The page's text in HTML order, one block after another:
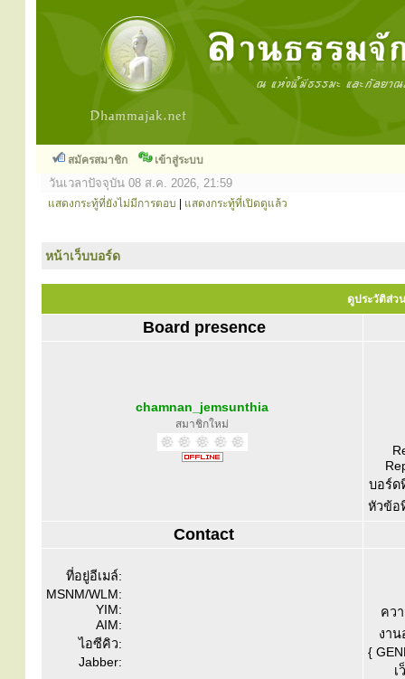
สมัครสมาชิก เข้าสู่ระบบ
วันเวลาปัจจุบัน 08 ส.ค. 2026, 21:59
แสดงกระทู้ที่ยังไม่มีการตอบ แสดงกระทู้ที่เปิดดูแล้ว
หน้าเว็บบอร์ด
ดูประวัติส่ว
Board presence
chamnan_jemsunthia
สมาชิกใหม่
บอร์ด
หัวข้อ
Contact
ที่อยู่อีเมล์:
MSNM/WLM:
YIM:
AIM:
ไอซีคิว:
Jabber:
คว
งาน
{
เ